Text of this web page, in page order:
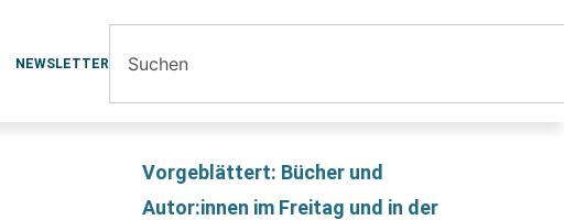
NEWSLETTER
Vorgeblättert: Bücher und
Autor:innen im Freitag und in der